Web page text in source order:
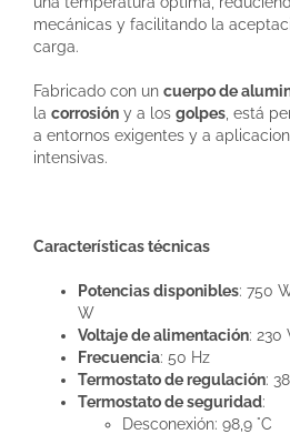
mecánicas y facilitando la
carga.
Fabricado con un cuerpo de
la corrosióny a los golpes, está
a entornos exigentes y a
intensivas.
Características técnicas
Potencias disponibles: 750
W
Voltaje de alimentación: 230
Frecuencia: 50 Hz
Termostato de regulación:
Termostato de seguridad:
Desconexión: 98,9 °C